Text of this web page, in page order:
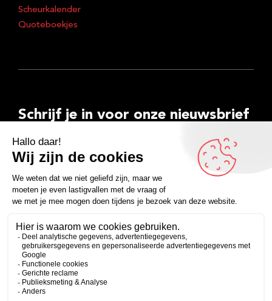
Scheurkalender
Quoteboekjes
Schrijf je in voor onze nieuwsbrief
E-
mailadres
Inschrijven
FacebookInstagramLinkedInYouTubeSpotify
Copyright 2026